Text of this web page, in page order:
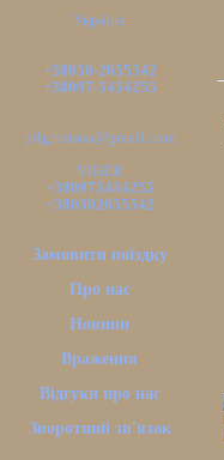
Україна
+38050-2655542
+38097-5454255
pilgrimsua@gmail.com
VIBER
+380975454255
+380502655542
Замовити поїздку
Про нас
Новини
Враження
Відгуки про нас
Зворотний зв'язок